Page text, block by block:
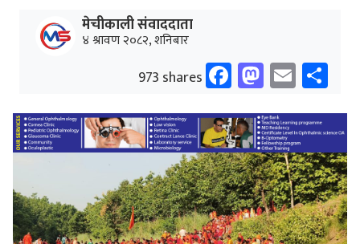
मेचीकाली संवाददाता
४ श्रावण २०८२, शनिबार
973 shares Facebook
Email